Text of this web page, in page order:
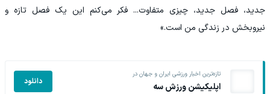
جدید، فصل جدید، چیزی متفاوت... فکر می‌کنم این یک فصل تازه و
نیرو‌بخش در زندگی من است.»
تازه‌ترین اخبار ورزشی ایران و جهان در
اپلیکیشن ورزش سه دانلود